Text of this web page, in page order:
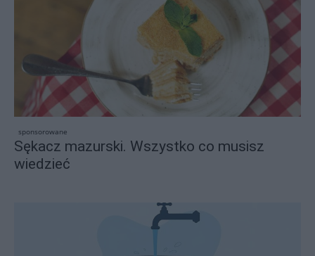
sponsorowane
Sękacz mazurski. Wszystko co musisz
wiedzieć